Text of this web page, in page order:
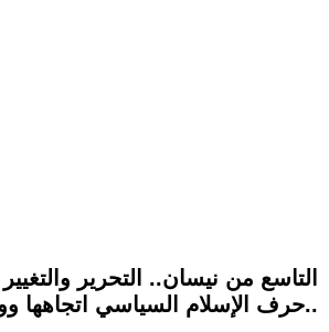
التاسع من نيسان.. التحرير
حرف الإسلام السياسي اتجاهها ووجهتها..